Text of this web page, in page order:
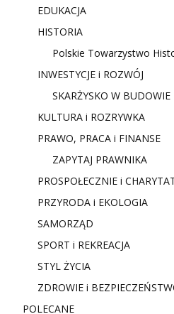
EDUKACJA
HISTORIA
Polskie Towarzystwo
INWESTYCJE i ROZWÓJ
SKARŻYSKO W BUDOWIE
KULTURA i ROZRYWKA
PRAWO, PRACA i FINANSE
ZAPYTAJ PRAWNIKA
PROSPOŁECZNIE i
PRZYRODA i EKOLOGIA
SAMORZĄD
SPORT i REKREACJA
STYL ŻYCIA
ZDROWIE i
POLECANE